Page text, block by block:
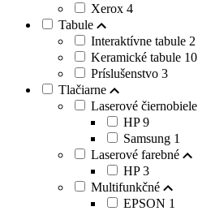
Xerox 4
Tabule
Interaktívne tabule 2
Keramické tabule 10
Príslušenstvo 3
Tlačiarne
Laserové čiernobiele
HP 9
Samsung 1
Laserové farebné
HP 3
Multifunkčné
EPSON 1